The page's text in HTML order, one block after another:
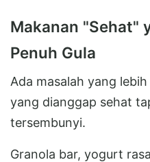
Makanan "Sehat"
Penuh Gula
Ada masalah yang
yang dianggap sehat
tersembunyi.
Granola bar, yogurt